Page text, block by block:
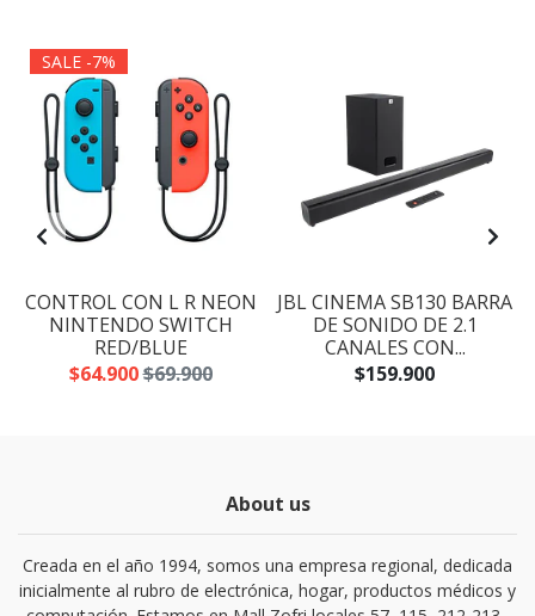
SALE -7%
CONTROL CON L R NEON
NINTENDO SWITCH
RED/BLUE
$64.900$69.900
JBL CINEMA SB130 BARRA
DE SONIDO DE 2.1
CANALES CON...
$159.900
About us
Creada en el año 1994, somos una empresa regional, dedicada
inicialmente al rubro de electrónica, hogar, productos médicos y